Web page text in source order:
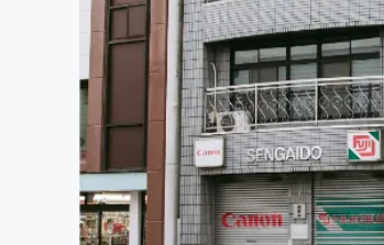
ビジネス・起業
まちづくり・地域活性化